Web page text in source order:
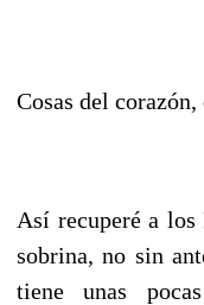
Cosas del
Así recuperé a
sobrina, no sin
tiene unas